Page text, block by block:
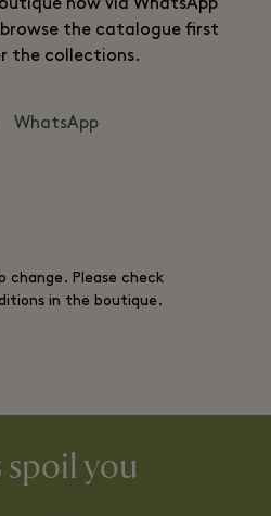
now via WhatsApp
the catalogue first
the collections.
WhatsApp
change. Please check
in the boutique.
spoil you